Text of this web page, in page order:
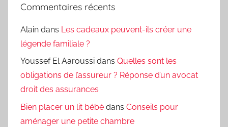
Commentaires récents
Alain dans Les cadeaux peuvent-ils créer une
légende familiale ?
Youssef El Aaroussi dans Quelles sont les
obligations de l’assureur ? Réponse d’un avocat
droit des assurances
Bien placer un lit bébé dans Conseils pour
aménager une petite chambre